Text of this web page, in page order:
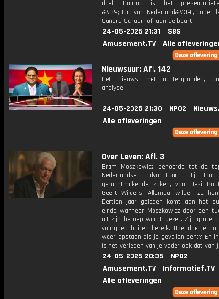
doel. Daarna is het
&#39;Hart van Nederland&#39;, onder
Sandra Schuurhof, aan de beurt.
24-05-2025 21:31
SBS
Amusement.TV
Alle
Nieuwsuur: Afl. 142
Het nieuws met achtergronden,
analyse.
24-05-2025 21:30 NPO2
Alle afleveringen
Over Leven: Afl. 3
Bram Moszkowicz behoorde tot de
Nederlandse advocatuur. Hij
geruchtmakende zaken, van Desi
Geert Wilders. Allemaal wilden ze
Dertien jaar geleden komt aan het
einde wanneer Moszkowicz door een
uit zijn beroep wordt gezet. Zijn grote
voorgoed buiten bereik. Hoe doe je
weer opstaan als je gevallen bent? En
is het verleden van je vader ook dat van
24-05-2025 20:35
NPO2
Amusement.TV
Informatief.TV
Alle afleveringen